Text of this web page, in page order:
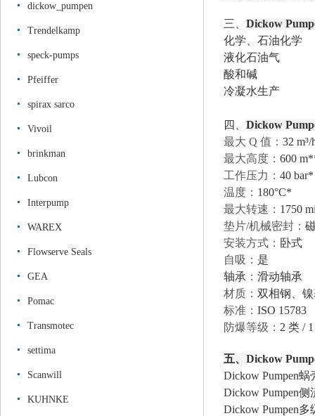
dickow_pumpen
Trendelkamp
speck-pumps
Pfeiffer
spirax sarco
Vivoil
brinkman
Lubcon
Interpump
WAREX
Flowserve Seals
GEA
Pomac
Transmotec
settima
Scanwill
KUHNKE
三、 Dickow
化学、石油化学
液化石油气
酸和碱
冷凝水生产
四、 Dickow
最大 Q 值： 32
最大高度： 600
工作压力： 40 bar*
温度： 180°C*
最大转速： 1750
垫片/机械密封：
安装方式： 卧式
自吸： 是
轴承 ： 滑动轴承
材质： 双相钢、
标准： ISO 15783
防爆等级： 2 类 /
五、 Dickow
Dickow Pumpen蜗
Dickow Pumpen侧
Dickow Pumpen多